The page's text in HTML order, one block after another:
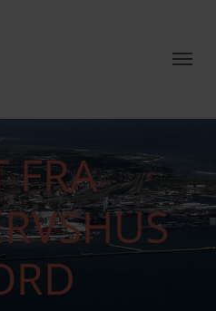
FRA